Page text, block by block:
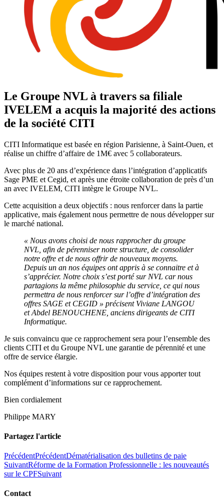
Le Groupe NVL à travers sa filiale
IVELEM a acquis la majorité des actions
de la société CITI
CITI Informatique est basée en région Parisienne, à Saint-Ouen, et
réalise un chiffre d’affaire de 1M€ avec 5 collaborateurs.
Avec plus de 20 ans d’expérience dans l’intégration d’applicatifs
Sage PME et Cegid, et après une étroite collaboration de près d’un
an avec IVELEM, CITI intègre le Groupe NVL.
Cette acquisition a deux objectifs : nous renforcer dans la partie
applicative, mais également nous permettre de nous développer sur
le marché national.
« Nous avons choisi de nous rapprocher du groupe
NVL, afin de pérenniser notre structure, de consolider
notre offre et de nous offrir de nouveaux moyens.
Depuis un an nos équipes ont appris à se connaitre et à
s’apprécier. Notre choix s’est porté sur NVL car nous
partagions la même philosophie du service, ce qui nous
permettra de nous renforcer sur l’offre d’intégration des
offres SAGE et CEGID » précisent Viviane LANGOU
et Abdel BENOUCHENE, anciens dirigeants de CITI
Informatique.
Je suis convaincu que ce rapprochement sera pour l’ensemble des
clients CITI et du Groupe NVL une garantie de pérennité et une
offre de service élargie.
Nos équipes restent à votre disposition pour vous apporter tout
complément d’informations sur ce rapprochement.
Bien cordialement
Philippe MARY
Partagez l'article
PrécédentPrécédentDématérialisation des bulletins de paie
SuivantRéforme de la Formation Professionnelle : les nouveautés
sur le CPFSuivant
Contact